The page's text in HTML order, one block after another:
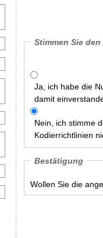
Stimmen Sie
Ja, ich habe die
damit
Nein, ich stimme
Kodierrichtlinien
Bestätigung
Wollen Sie die